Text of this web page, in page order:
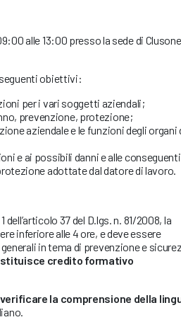
alle 13:00 presso la sede di
obiettivi:
per i vari soggetti aziendali;
prevenzione, protezione;
aziendale e le funzioni degli organi
e ai possibili danni e alle conseguenti
adottate dal datore di lavoro.
37 del D.lgs. n. 81/2008, la
inferiore alle 4 ore, e deve essere
in tema di prevenzione e
credito formativo
verificare la comprensione della